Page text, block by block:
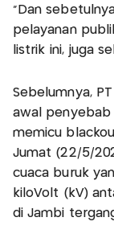
“Dan
pelayanan
listrik ini, juga
Sebelumnya,
awal penyebab
memicu
Jumat (22/5/
cuaca buruk
kiloVolt (kV)
di Jambi